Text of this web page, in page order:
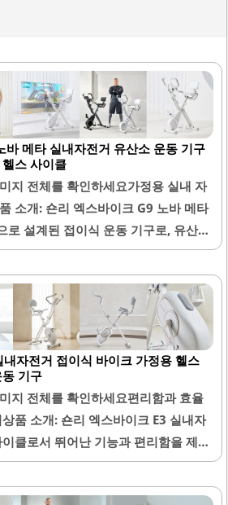
바 메타 실내자전거 유산소 운동 기구
스 사이클
지 전체를 확인하세요가정용 실내 자
소개: 숀리 엑스바이크 G9 노바 메타
로 설계된 접이식 운동 기구로, 유산
원합니다. 이 제품은 14단계의 정밀
공하여, 사용자의 운동 수준에 맞춰 쉽
. 부드러운 페달링과 안정적인 성능은
을 명확히 하며, 쾌적한 운동 환경을
없어 층간소음 걱정 없이 언제든지
습니다. 또한, 홈트레이닝을 통해 헬
덜 수 있으며, 비 오는 날이나 추운
할 수 있습니다. 디자인 면에서도 화
급스러움을 더해 거실 인테리어와
직접 조립할 수 있도록 친절한 설명
자전거 접이식 바이크 가정용 헬스
기구
지 전체를 확인하세요편리함과 효율
품 소개: 숀리 엑스바이크 E3 실내자
클로서 뛰어난 기능과 편리함을 제
이식 구조로 설계되어 있어 사용하지
수 있습니다. 또한, 안전핀을 통해